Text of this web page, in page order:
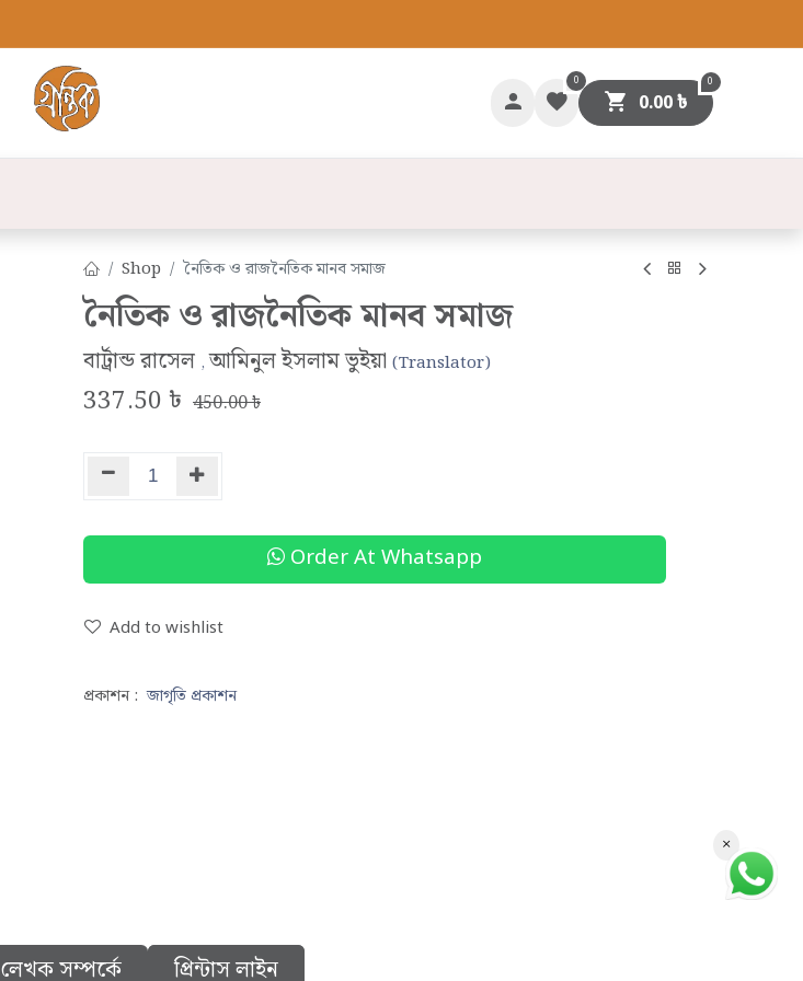
0 0
0.00৳
Shop নৈতিক ও রাজনৈতিক মানব সমাজ
নৈতিক ও রাজনৈতিক মানব সমাজ
বার্ট্রান্ড রাসেল ,আমিনুল ইসলাম ভুইয়া (Translator)
337.50৳ 450.00৳
Order At Whatsapp
Add to wishlist
প্রকাশন : জাগৃতি প্রকাশন
লেখক সম্পর্কে প্রিন্টাস লাইন
×